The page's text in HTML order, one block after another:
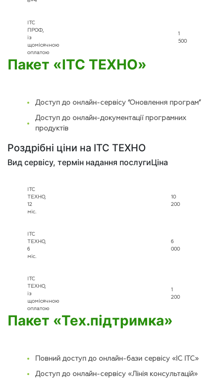
ІТС
ПРОФ,
із
щомісячною
оплатою
1
500
Пакет «ІТС ТЕХНО»
Доступ до онлайн-сервісу “Оновлення програм”
Доступ до онлайн-документації програмних
продуктів
Роздрібні ціни на ІТС ТЕХНО
Вид сервісу, термін надання послугиЦіна
ІТС
ТЕХНО,
12
міс.
10
200
ІТС
ТЕХНО,
6
міс.
6
000
ІТС
ТЕХНО,
із
щомісячною
оплатою
1
200
Пакет «Тех.підтримка»
Повний доступ до онлайн-бази сервісу «ІС ІТС»
Доступ до онлайн-сервісу «Лінія консультацій»